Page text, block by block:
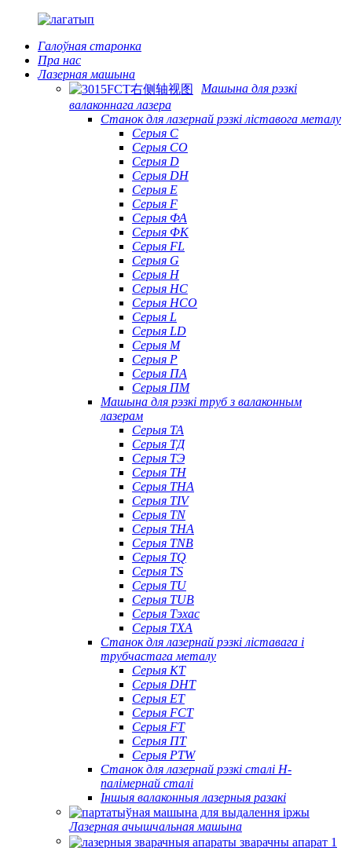
Галоўная старонка
Пра нас
Лазерная машына
Машына для рэзкі
валаконнага лазера
Станок для лазернай рэзкі ліставога металу
Серыя С
Серыя CO
Серыя D
Серыя DH
Серыя Е
Серыя F
Серыя ФА
Серыя ФК
Серыя FL
Серыя G
Серыя H
Серыя HC
Серыя HCO
Серыя L
Серыя LD
Серыя М
Серыя P
Серыя ПА
Серыя ПМ
Машына для рэзкі труб з валаконным
лазерам
Серыя ТА
Серыя ТД
Серыя ТЭ
Серыя TH
Серыя THA
Серыя TIV
Серыя TN
Серыя ТНА
Серыя TNB
Серыя TQ
Серыя TS
Серыя TU
Серыя TUB
Серыя Тэхас
Серыя TXA
Станок для лазернай рэзкі ліставага і
трубчастага металу
Серыя КТ
Серыя DHT
Серыя ET
Серыя FCT
Серыя FT
Серыя ПТ
Серыя PTW
Станок для лазернай рэзкі сталі H-
палімернай сталі
Іншыя валаконныя лазерныя разакі
Лазерная ачышчальная машына